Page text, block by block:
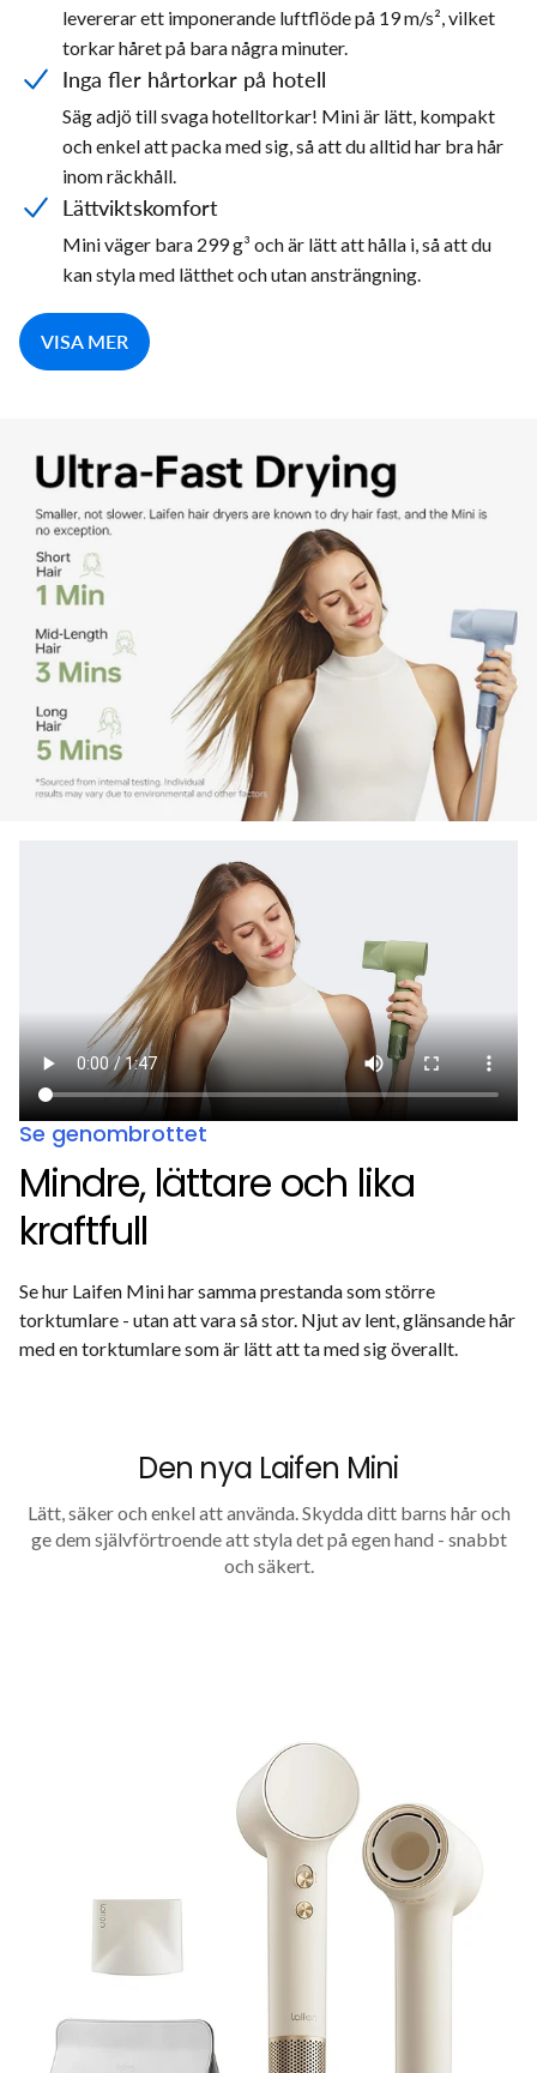
levererar ett imponerande luftflöde på 19 m/s², vilket
torkar håret på bara några minuter.
Inga fler hårtorkar på hotell
Säg adjö till svaga hotelltorkar! Mini är lätt, kompakt
och enkel att packa med sig, så att du alltid har bra hår
inom räckhåll.
Lättviktskomfort
Mini väger bara 299 g³ och är lätt att hålla i, så att du
kan styla med lätthet och utan ansträngning.
VISA MER
Se genombrottet
Mindre, lättare och lika
kraftfull
Se hur Laifen Mini har samma prestanda som större
torktumlare - utan att vara så stor. Njut av lent, glänsande hår
med en torktumlare som är lätt att ta med sig överallt.
Den nya Laifen Mini
Lätt, säker och enkel att använda. Skydda ditt barns hår och
ge dem självförtroende att styla det på egen hand - snabbt
och säkert.